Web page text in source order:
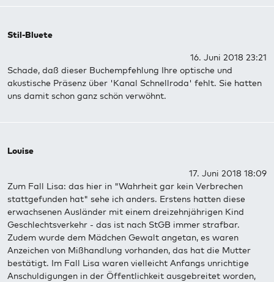
Stil-Bluete
16. Juni 2018 23:21
Schade, daß dieser Buchempfehlung Ihre optische und
akustische Präsenz über 'Kanal Schnellroda' fehlt. Sie hatten
uns damit schon ganz schön verwöhnt.
Louise
17. Juni 2018 18:09
Zum Fall Lisa: das hier in "Wahrheit gar kein Verbrechen
stattgefunden hat" sehe ich anders. Erstens hatten diese
erwachsenen Ausländer mit einem dreizehnjährigen Kind
Geschlechtsverkehr - das ist nach StGB immer strafbar.
Zudem wurde dem Mädchen Gewalt angetan, es waren
Anzeichen von Mißhandlung vorhanden, das hat die Mutter
bestätigt. Im Fall Lisa waren vielleicht Anfangs unrichtige
Anschuldigungen in der Öffentlichkeit ausgebreitet worden,